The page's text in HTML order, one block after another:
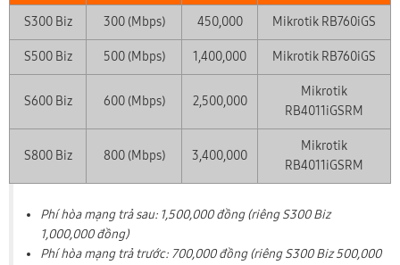
S300 Biz 300 (Mbps) 450,000 Mikrotik RB760iGS
S500 Biz 500 (Mbps) 1,400,000 Mikrotik RB760iGS
S600 Biz 600 (Mbps) 2,500,000
Mikrotik
RB4011iGSRM
S800 Biz 800 (Mbps) 3,400,000
Mikrotik
RB4011iGSRM
Phí hòa mạng trả sau: 1,500,000 đồng (riêng S300 Biz
1,000,000 đồng)
Phí hòa mạng trả trước: 700,000 đồng (riêng S300 Biz 500,000